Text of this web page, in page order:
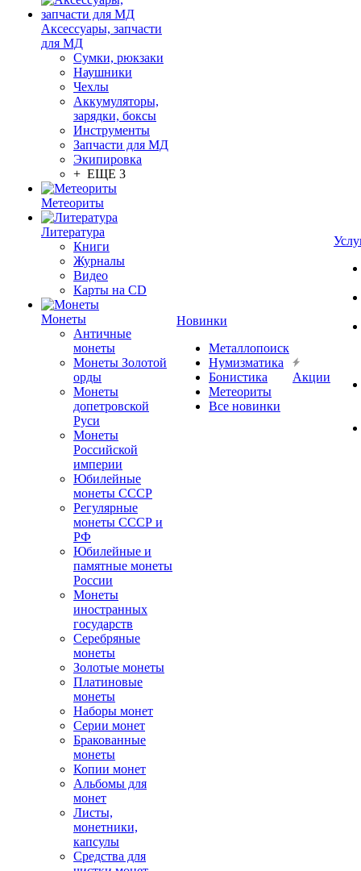
Аксессуары, запчасти
для МД
Сумки, рюкзаки
Наушники
Чехлы
Аккумуляторы,
зарядки, боксы
Инструменты
Запчасти для МД
Экипировка
+ ЕЩЕ 3
Метеориты
Литература
Книги
Журналы
Видео
Карты на CD
Монеты
Античные
монеты
Монеты Золотой
орды
Монеты
допетровской
Руси
Монеты
Российской
империи
Юбилейные
монеты СССР
Регулярные
монеты СССР и
РФ
Юбилейные и
памятные монеты
России
Монеты
иностранных
государств
Серебряные
монеты
Золотые монеты
Платиновые
монеты
Наборы монет
Серии монет
Бракованные
монеты
Копии монет
Альбомы для
монет
Листы,
монетники,
капсулы
Средства для
Новинки
Металлопоиск
Нумизматика
Бонистика
Метеориты
Все новинки
Акции